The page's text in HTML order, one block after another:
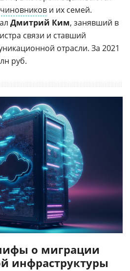
чиновников и их семей.
Дмитрий Ким, занявший в
связи и ставший
отрасли. За 2021
руб.
о миграции
инфраструктуры